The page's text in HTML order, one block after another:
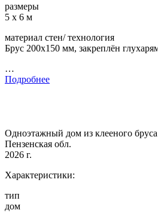
размеры
5 х 6 м
материал стен/ технология
Брус 200х150 мм, закреплён
…
Подробнее
Одноэтажный дом из клееного
Пензенская обл.
2026 г.
Характеристики:
тип
дом